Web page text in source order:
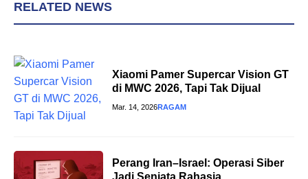
RELATED NEWS
Xiaomi Pamer Supercar Vision GT
di MWC 2026, Tapi Tak Dijual
Mar. 14, 2026RAGAM
Perang Iran–Israel: Operasi Siber